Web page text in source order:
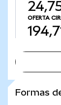
OFERTA
Formas